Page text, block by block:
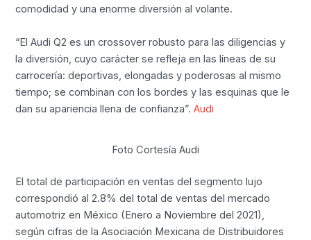
comodidad y una enorme diversión al volante.
“El Audi Q2 es un crossover robusto para las diligencias y
la diversión, cuyo carácter se refleja en las líneas de su
carrocería: deportivas, elongadas y poderosas al mismo
tiempo; se combinan con los bordes y las esquinas que le
dan su apariencia llena de confianza”.Audi
Foto Cortesía Audi
El total de participación en ventas del segmento lujo
correspondió al 2.8% del total de ventas del mercado
automotriz en México (Enero a Noviembre del 2021),
según cifras de la Asociación Mexicana de Distribuidores